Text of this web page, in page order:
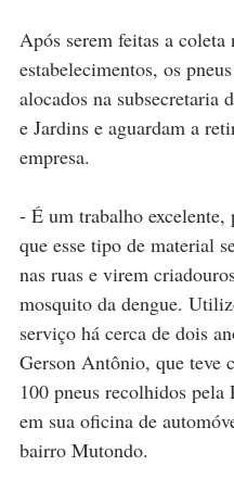
Após serem feitas a coleta
estabelecimentos, os
alocados na subsecretaria
e Jardins e aguardam a
empresa.
- É um trabalho excelente,
que esse tipo de material
nas ruas e virem
mosquito da dengue.
serviço há cerca de dois
Gerson Antônio, que teve
100 pneus recolhidos pela
em sua oficina de
bairro Mutondo.